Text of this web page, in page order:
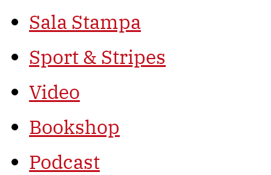
Sala Stampa
Sport & Stripes
Video
Bookshop
Podcast